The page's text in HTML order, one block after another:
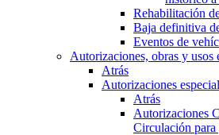
Rehabilitación
Baja definitiva
Eventos de
Autorizaciones, obras y usos
Atrás
Autorizaciones
Atrás
Autorizaciones
Circulación para